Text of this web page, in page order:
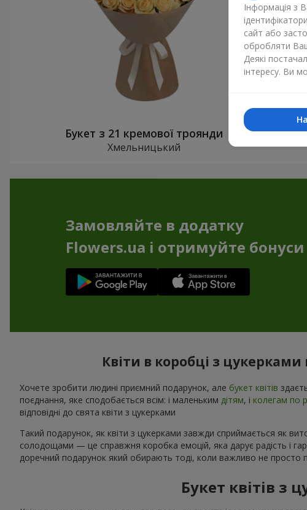
Букет з 21 кремової троянди
Хмельницький
Замовляйте в додатку
Flowers.ua і отримуйте бонуси
Квіти в коробці з
Хочете зробити людині приємний подарунок, але букет квітів
поєднання, яке сподобається всім: і маленьким дітям, і колегам по
відповідні до свята квіти з цукерками
Такий подарунок, як квіти з цукерками завжди сприймається як
солодощами — це справжня коробка емоцій, яка дарує радість і
доречний подарунок який обирають тоді, коли важливо не просто
Букет квітів з
Інформація з
сайт або
обробляти
Деякі
інтересу. Ви